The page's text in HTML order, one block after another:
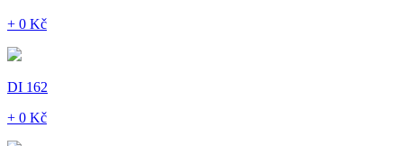
+ 0 Kč
DI 162
+ 0 Kč